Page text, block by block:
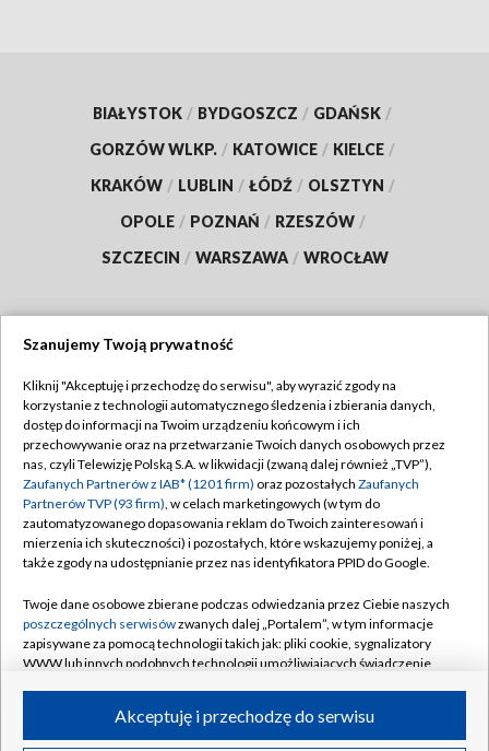
BIAŁYSTOK / BYDGOSZCZ / GDAŃSK /
GORZÓW WLKP. / KATOWICE / KIELCE /
KRAKÓW / LUBLIN / ŁÓDŹ / OLSZTYN /
OPOLE / POZNAŃ / RZESZÓW /
SZCZECIN / WARSZAWA / WROCŁAW
TVP
Abonament TVP
Emisja w TVP
Centrum informacji TVP
Naziemna Telewizja Cyfrowa
Rada Programowa
System NOS
Informacje o nadawcy
Program dla prasy
Regulamin TVP
Polityka prywatności
Moje zgody
Pomoc
Kontakt
Kanały
Szanujemy Twoją prywatność
Kliknij "Akceptuję i przechodzę do serwisu", aby wyrazić zgody na
korzystanie z technologii automatycznego śledzenia i zbierania danych,
dostęp do informacji na Twoim urządzeniu końcowym i ich
przechowywanie oraz na przetwarzanie Twoich danych osobowych przez
nas, czyli Telewizję Polską S.A. w likwidacji (zwaną dalej również „TVP”),
Zaufanych Partnerów z IAB* (1201 firm) oraz pozostałych Zaufanych
Partnerów TVP (93 firm), w celach marketingowych (w tym do
zautomatyzowanego dopasowania reklam do Twoich zainteresowań i
mierzenia ich skuteczności) i pozostałych, które wskazujemy poniżej, a
także zgody na udostępnianie przez nas identyfikatora PPID do Google.
Twoje dane osobowe zbierane podczas odwiedzania przez Ciebie naszych
poszczególnych serwisówzwanych dalej „Portalem”, w tym informacje
zapisywane za pomocą technologii takich jak: pliki cookie, sygnalizatory
WWW lub innych podobnych technologii umożliwiających świadczenie
ruchu w Internecie.Akceptuję i przechodzę do serwisu